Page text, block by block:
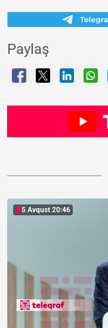
Paylaş
5 Avqust 20:46